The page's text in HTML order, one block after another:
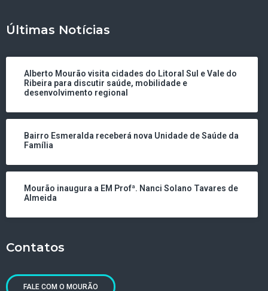
Últimas Notícias
Alberto Mourão visita cidades do Litoral Sul e Vale do
Ribeira para discutir saúde, mobilidade e
desenvolvimento regional
Bairro Esmeralda receberá nova Unidade de Saúde da
Família
Mourão inaugura a EM Profª. Nanci Solano Tavares de
Almeida
Contatos
FALE COM O MOURÃO